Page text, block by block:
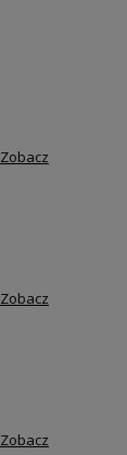
Zobacz
Zobacz
Zobacz